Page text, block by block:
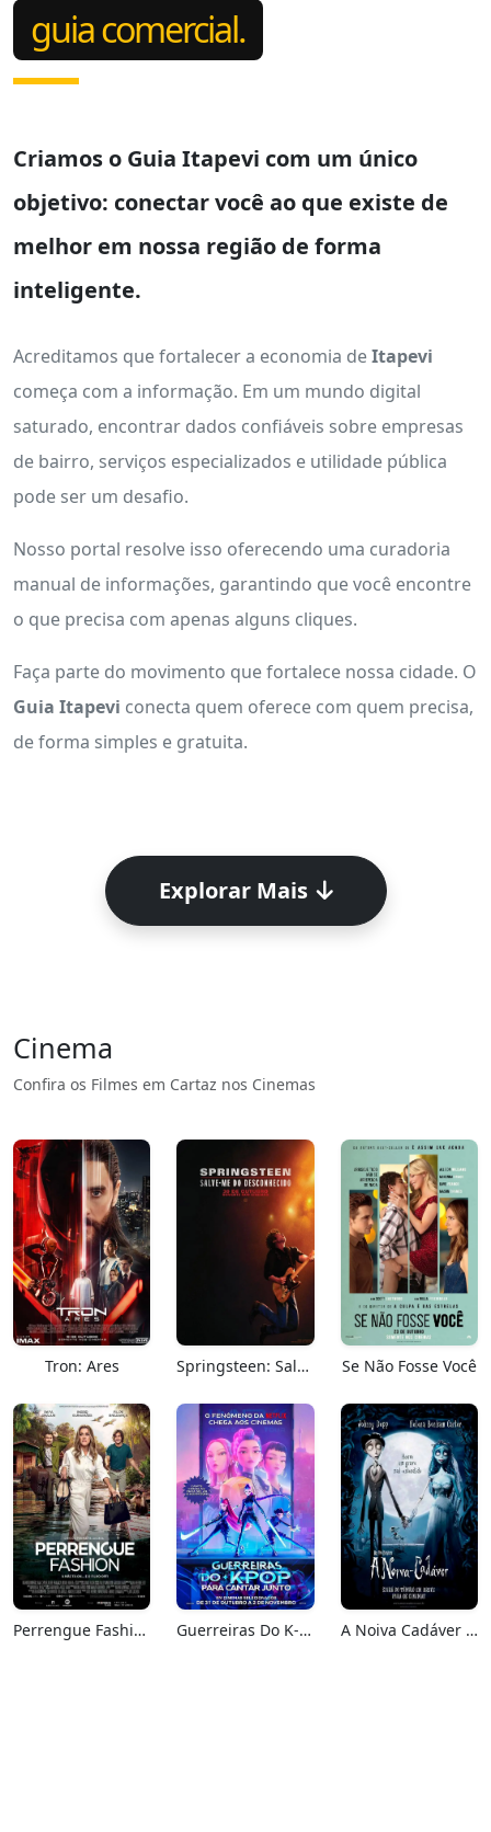
guia comercial.
Criamos o Guia Itapevi com um único
objetivo: conectar você ao que existe de
melhor em nossa região de forma
inteligente.
Acreditamos que fortalecer a economia deItapevi
começa com a informação. Em um mundo digital
saturado, encontrar dados confiáveis sobre empresas
de bairro, serviços especializados e utilidade pública
pode ser um desafio.
Nosso portal resolve isso oferecendo uma curadoria
manual de informações, garantindo que você encontre
o que precisa com apenas alguns cliques.
Faça parte do movimento que fortalece nossa cidade. O
Guia Itapevi conecta quem oferece com quem precisa,
de forma simples e gratuita.
Explorar Mais
Cinema
Confira os Filmes em Cartaz nos Cinemas
Tron: Ares Springsteen: Salve-me Do Desconhecido Se Não Fosse Você
Perrengue Fashion Guerreiras Do K-Pop: Para Cantar Junto A Noiva Cadáver (Relançamento)